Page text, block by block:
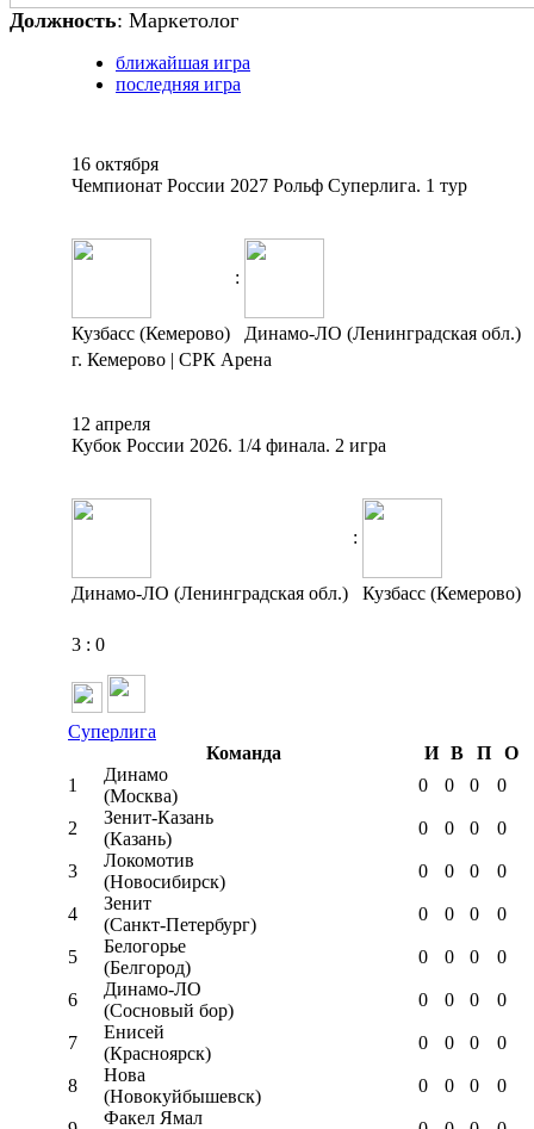
Должность: Маркетолог
ближайшая игра
последняя игра
16 октября
Чемпионат России 2027 Рольф Суперлига. 1 тур
:
Кузбасс (Кемерово)
Динамо-ЛО (Ленинградская обл.)
г. Кемерово | СРК Арена
12 апреля
Кубок России 2026. 1/4 финала. 2 игра
:
Динамо-ЛО (Ленинградская обл.) Кузбасс (Кемерово)
3 : 0
Суперлига
Команда
И В П
О
1
Динамо
(Москва)
0 0 0 0
2
Зенит-Казань
(Казань)
0 0 0 0
3
Локомотив
(Новосибирск)
0 0 0 0
4
Зенит
(Санкт-Петербург)
0 0 0 0
5
Белогорье
(Белгород)
0 0 0 0
6
Динамо-ЛО
(Сосновый бор)
0 0 0 0
7
Енисей
(Красноярск)
0 0 0 0
8
Нова
(Новокуйбышевск)
0 0 0 0
Факел Ямал